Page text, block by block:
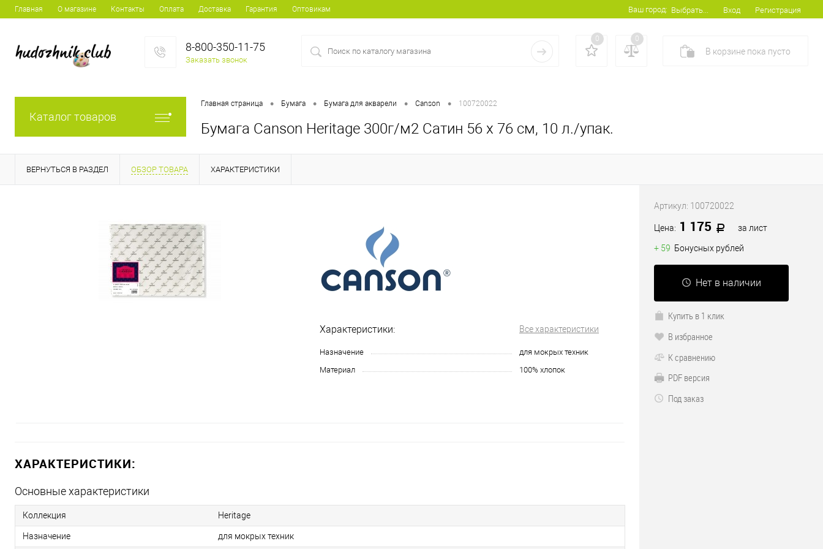
Главная О магазине Контакты Оплата Доставка Гарантия Оптовикам Ваш город: Выбрать... Вход Регистрация
8-800-350-11-75
Заказать звонок
0 0
В корзине пока пусто
Каталог товаров
Главная страница • Бумага • Бумага для акварели • Canson • 100720022
Бумага Canson Heritage 300г/м2 Сатин 56 x 76 см, 10 л./упак.
ВЕРНУТЬСЯ В РАЗДЕЛ ОБЗОР ТОВАРА ХАРАКТЕРИСТИКИ
Характеристики: Все характеристики
Назначение
для мокрых техник
Материал
100% хлопок
ХАРАКТЕРИСТИКИ:
Основные характеристики
Коллекция Heritage
Назначение для мокрых техник
Артикул: 100720022
Цена: 1 175 за лист
+ 59 Бонусных рублей
Нет в наличии
Купить в 1 клик
В избранное
К сравнению
PDF версия
Под заказ